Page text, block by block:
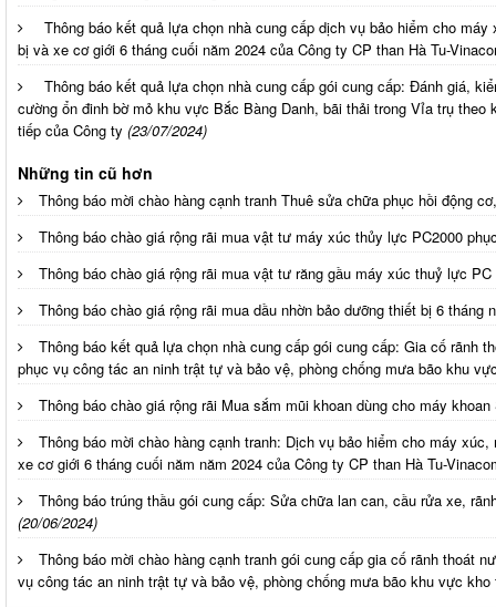
Thông báo kết quả lựa chọn nhà cung cấp dịch vụ bảo hiểm cho
bị và xe cơ giới 6 tháng cuối năm 2024 của Công ty CP than Hà Tu-
Thông báo kết quả lựa chọn nhà cung cấp gói cung cấp: Đánh giá,
cường ổn đinh bờ mỏ khu vực Bắc Bàng Danh, bãi thải trong Vỉa trụ theo
tiếp của Công ty (23/07/2024)
Những tin cũ hơn
Thông báo mời chào hàng cạnh tranh Thuê sửa chữa phục hồi động
Thông báo chào giá rộng rãi mua vật tư máy xúc thủy lực PC2000
Thông báo chào giá rộng rãi mua vật tư răng gầu máy xúc thuỷ lực
Thông báo chào giá rộng rãi mua dầu nhờn bảo dưỡng thiết bị 6 tháng
Thông báo kết quả lựa chọn nhà cung cấp gói cung cấp: Gia cố rãnh
phục vụ công tác an ninh trật tự và bảo vệ, phòng chống mưa bão khu
Thông báo chào giá rộng rãi Mua sắm mũi khoan dùng cho máy
Thông báo mời chào hàng cạnh tranh: Dịch vụ bảo hiểm cho máy
xe cơ giới 6 tháng cuối năm năm 2024 của Công ty CP than Hà Tu-
Thông báo trúng thầu gói cung cấp: Sửa chữa lan can, cầu rửa xe,
(20/06/2024)
Thông báo mời chào hàng cạnh tranh gói cung cấp gia cố rãnh thoát
vụ công tác an ninh trật tự và bảo vệ, phòng chống mưa bão khu vực kho